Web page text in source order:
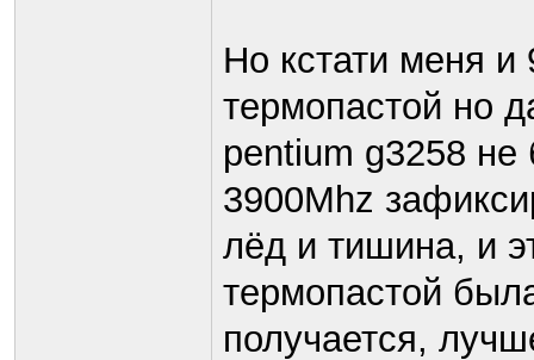
Но кстати меня и
термопастой но
pentium g3258 не
3900Mhz
лёд и тишина, и
термопастой
получается,